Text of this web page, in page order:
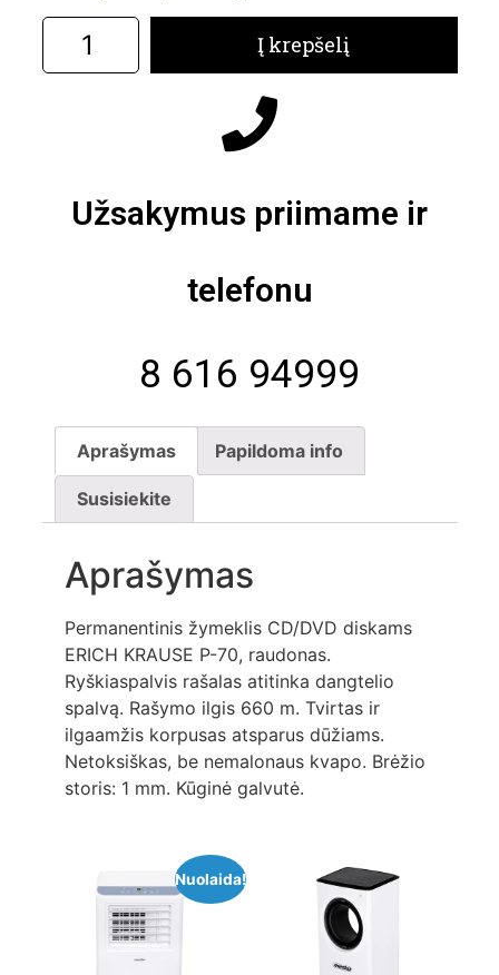
Į krepšelį
Užsakymus priimame ir
telefonu
8 616 94999
Aprašymas Papildoma info
Susisiekite
Aprašymas
Permanentinis žymeklis CD/DVD diskams
ERICH KRAUSE P-70, raudonas.
Ryškiaspalvis rašalas atitinka dangtelio
spalvą. Rašymo ilgis 660 m. Tvirtas ir
ilgaamžis korpusas atsparus dūžiams.
Netoksiškas, be nemalonaus kvapo. Brėžio
storis: 1 mm. Kūginė galvutė.
Nuolaida!